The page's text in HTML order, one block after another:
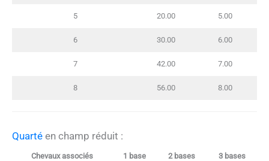
5 20.00 5.00
6 30.00 6.00
7 42.00 7.00
8 56.00 8.00
Quarté en champ réduit :
Chevaux associés 1 base 2 bases 3 bases